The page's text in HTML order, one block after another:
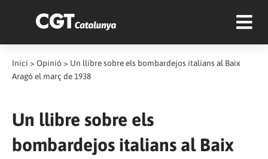
Inici > Opinió > Un llibre sobre els bombardejos italians al Baix
Aragó el març de 1938
Un llibre sobre els
bombardejos italians al Baix